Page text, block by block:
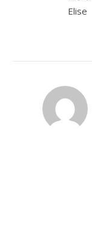
Elise